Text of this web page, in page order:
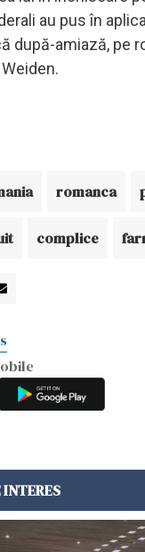
au pus în
după-amiază, pe
romanca
complice